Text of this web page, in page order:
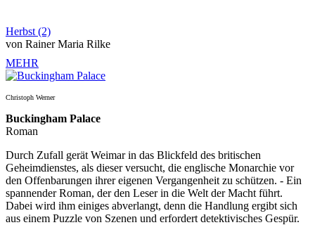
Herbst (2)
von Rainer Maria Rilke
MEHR
Christoph Werner
Buckingham Palace
Roman
Durch Zufall gerät Weimar in das Blickfeld des britischen
Geheimdienstes, als dieser versucht, die englische Monarchie vor
den Offenbarungen ihrer eigenen Vergangenheit zu schützen. - Ein
spannender Roman, der den Leser in die Welt der Macht führt.
Dabei wird ihm einiges abverlangt, denn die Handlung ergibt sich
aus einem Puzzle von Szenen und erfordert detektivisches Gespür.